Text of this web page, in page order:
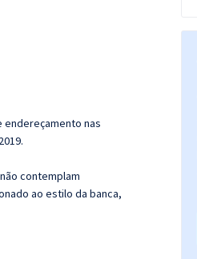
nas
contemplam
ao estilo da banca,